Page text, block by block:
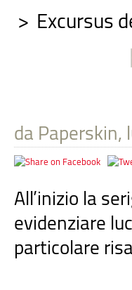
> Excursus
da
All’inizio la
evidenziare
particolare